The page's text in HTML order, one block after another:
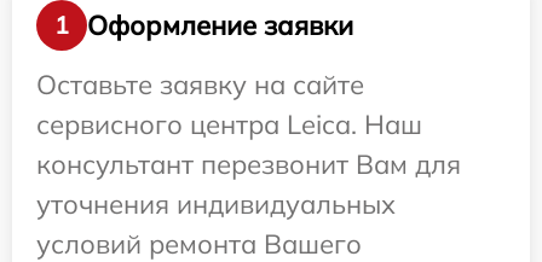
1
Оформление заявки
Оставьте заявку на сайте
сервисного центра Leica. Наш
консультант перезвонит Вам для
уточнения индивидуальных
условий ремонта Вашего